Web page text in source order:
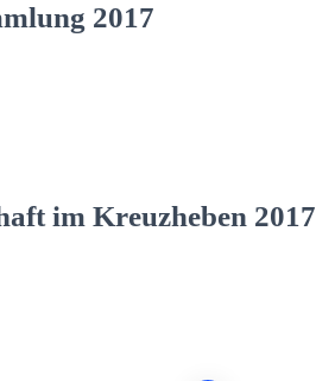
2017
im Kreuzheben 2017